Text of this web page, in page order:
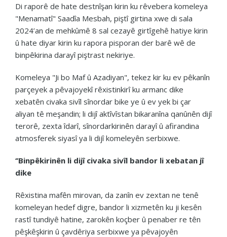
Di raporê de hate destnîşan kirin ku rêvebera komeleya
"Menamatî" Saadîa Mesbah, piştî girtina xwe di sala
2024’an de mehkûmê 8 sal cezayê girtîgehê hatiye kirin
û hate diyar kirin ku rapora pisporan der barê wê de
binpêkirina darayî piştrast nekiriye.
Komeleya "Ji bo Maf û Azadiyan", tekez kir ku ev pêkanîn
parçeyek a pêvajoyekî rêxistinkirî ku armanc dike
xebatên civaka sivîl sînordar bike ye û ev yek bi çar
aliyan tê meşandin; li dijî aktîvîstan bikaranîna qanûnên dijî
terorê, zexta îdarî, sînordarkirinên darayî û afirandina
atmosferek siyasî ya li dijî komeleyên serbixwe.
‘’Binpêkirinên li dijî civaka sivîl bandor li xebatan jî
dike
Rêxistina mafên mirovan, da zanîn ev zextan ne tenê
komeleyan hedef digre, bandor li xizmetên ku ji kesên
rastî tundiyê hatine, zarokên koçber û penaber re tên
pêşkêşkirin û çavdêriya serbixwe ya pêvajoyên